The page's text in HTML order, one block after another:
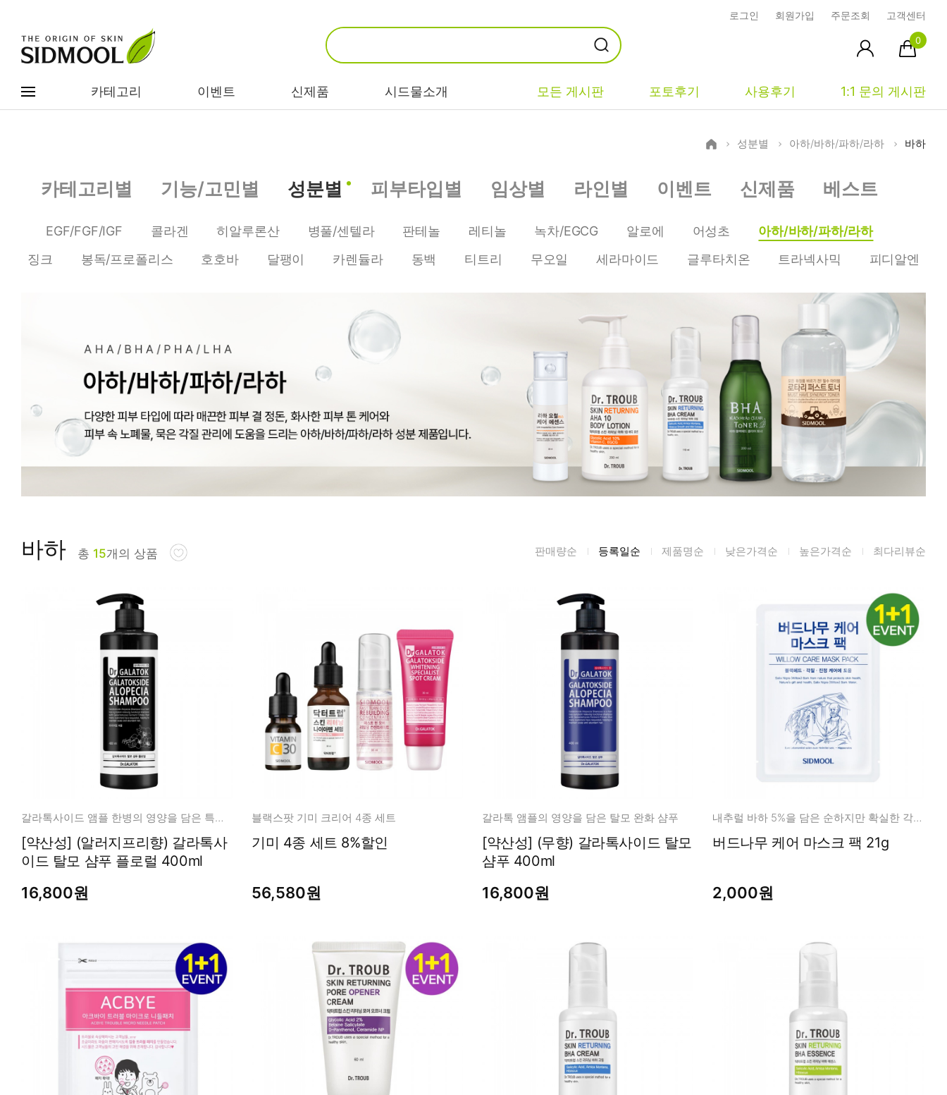
로그인 회원가입 주문조회 고객센터
0
카테고리 이벤트 신제품 시드물소개 모든 게시판 포토후기 사용후기 1:1 문의 게시판
카테고리별 베스트
이벤트
비누/클렌징
마스크/팩/필링
스킨/토너/미스
수분젤/에센셜
로션
썬케어
오일
트러블/시카
민감/건조/속당
미백/화이트닝/
탈모케어
남성화장품
내츄럴99
EGF/FGF/IGF
콜라겐
히알루론산
녹차/EGCG
알로에
어성초
아하/바하/파하/
라하
징크
세라마이드
글루타치온
트라넥사믹
피디알엔
중성
지성
시사모
상품문의
시드물통신
미생물&방사능
텍스트 사용후기
포토사용 후기
성분사전
해외배송문의
시드물 매니아
장바구니
최근본상품
성분별 아하/바하/파하/라하 바하
카테고리별 기능/고민별 성분별 피부타입별 임상별 라인별 이벤트 신제품 베스트
EGF/FGF/IGF 콜라겐 히알루론산 병풀/센텔라 판테놀 레티놀 녹차/EGCG 알로에 어성초
아하/바하/파하/라하
징크
봉독/프로폴리스 호호바 달팽이 카렌듈라 동백 티트리 무오일 세라마이드 글루타치온 트라넥사믹 피디알엔
바하 총 15개의 상품 판매량순 등록일순 제품명순 낮은가격순 높은가격순 최다리뷰순
갈라톡사이드 앰플 한병의 영양을 담은 특별함
[약산성] (알러지프리향) 갈라톡사
이드 탈모 샴푸 플로럴 400ml
16,800원
블랙스팟 기미 크리어 4종 세트
기미 4종 세트 8%할인
56,580원
갈라톡 앰플의 영양을 담은 탈모 완화 샴푸
[약산성] (무향) 갈라톡사이드 탈모
샴푸 400ml
16,800원
내추럴 바하 5%을 담은 순하지만 확실한 각질 + 모공 정돈!
버드나무 케어 마스크 팩 21g
2,000원